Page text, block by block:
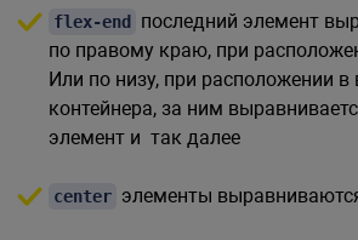
flex-end
последний элемент
по правому краю, при
Или по низу, при расположении в
контейнера, за ним
элемент и так далее
center элементы